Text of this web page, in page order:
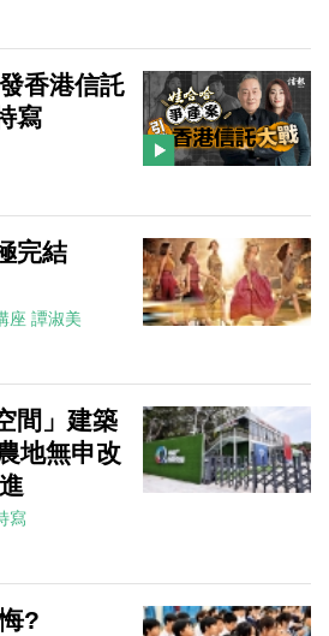
香港信託
寫
完結
座 譚淑美
間」建築
地無申改
寫
?